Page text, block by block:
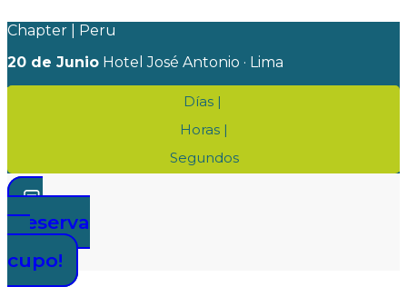
Chapter | Peru
20 de Junio Hotel José Antonio · Lima
Días |
Horas |
Segundos
¡Reserva
tu
cupo!